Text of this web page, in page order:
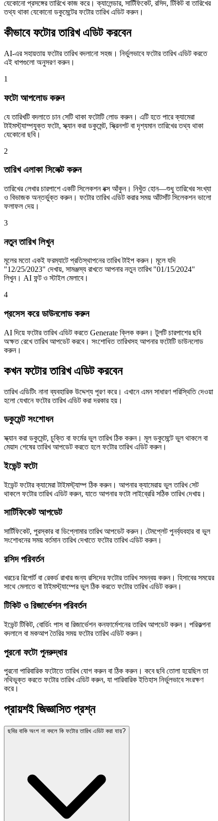
যেকোনো প্রসঙ্গের তারিখে কাজ করে। ক্যালেন্ডার, সার্টিফিকেট, রসিদ, টিকিট বা তারিখের
তথ্য থাকা যেকোনো ডকুমেন্টের ফটোর তারিখ এডিট করুন।
কীভাবে ফটোর তারিখ এডিট করবেন
AI-এর সহায়তায় ফটোর তারিখ বদলানো সহজ। নির্ভুলভাবে ফটোর তারিখ এডিট করতে
এই ধাপগুলো অনুসরণ করুন।
1
ফটো আপলোড করুন
যে তারিখটি বদলাতে চান সেটি থাকা ফটোটি লোড করুন। এটি হতে পারে ক্যামেরা
টাইমস্ট্যাম্পযুক্ত ফটো, স্ক্যান করা ডকুমেন্ট, স্ক্রিনশট বা দৃশ্যমান তারিখের তথ্য থাকা
যেকোনো ছবি।
2
তারিখ এলাকা সিলেক্ট করুন
তারিখের লেখার চারপাশে একটি সিলেকশন বক্স আঁকুন। নিখুঁত হোন—শুধু তারিখের সংখ্যা
ও বিভাজক অন্তর্ভুক্ত করুন। ফটোর তারিখ এডিট করার সময় আঁটসাঁট সিলেকশন ভালো
ফলাফল দেয়।
3
নতুন তারিখ লিখুন
মূলের মতো একই ফরম্যাটে প্রতিস্থাপনের তারিখ টাইপ করুন। মূলে যদি
"12/25/2023" দেখায়, সামঞ্জস্য রাখতে আপনার নতুন তারিখ "01/15/2024"
লিখুন। AI ফন্ট ও স্টাইল মেলাবে।
4
প্রসেস করে ডাউনলোড করুন
AI দিয়ে ফটোর তারিখ এডিট করতে Generate ক্লিক করুন। টুলটি চারপাশের ছবি
অক্ষত রেখে তারিখ আপডেট করবে। সংশোধিত তারিখসহ আপনার ফটোটি ডাউনলোড
করুন।
কখন ফটোর তারিখ এডিট করবেন
তারিখ এডিটিং নানা ব্যবহারিক উদ্দেশ্য পূরণ করে। এখানে এমন সাধারণ পরিস্থিতি দেওয়া
হলো যেখানে ফটোর তারিখ এডিট করা দরকার হয়।
ডকুমেন্ট সংশোধন
স্ক্যান করা ডকুমেন্ট, চুক্তি বা ফর্মের ভুল তারিখ ঠিক করুন। মূল ডকুমেন্টে ভুল থাকলে বা
মেয়াদ শেষের তারিখ আপডেট করতে হলে ফটোর তারিখ এডিট করুন।
ইভেন্ট ফটো
ইভেন্ট ফটোর ক্যামেরা টাইমস্ট্যাম্প ঠিক করুন। আপনার ক্যামেরায় ভুল তারিখ সেট
থাকলে ফটোর তারিখ এডিট করুন, যাতে আপনার ফটো লাইব্রেরি সঠিক তারিখ দেখায়।
সার্টিফিকেট আপডেট
সার্টিফিকেট, পুরস্কার বা ডিপ্লোমার তারিখ আপডেট করুন। টেমপ্লেট পুনর্ব্যবহার বা ভুল
সংশোধনের সময় বর্তমান তারিখ দেখাতে ফটোর তারিখ এডিট করুন।
রসিদ পরিবর্তন
খরচের রিপোর্ট বা রেকর্ড রাখার জন্য রসিদের ফটোর তারিখ সমন্বয় করুন। হিসাবের সময়ের
সাথে মেলাতে বা টাইমস্ট্যাম্পের ভুল ঠিক করতে ফটোর তারিখ এডিট করুন।
টিকিট ও রিজার্ভেশন পরিবর্তন
ইভেন্ট টিকিট, বোর্ডিং পাস বা রিজার্ভেশন কনফার্মেশনের তারিখ আপডেট করুন। পরিকল্পনা
বদলালে বা মকআপ তৈরির সময় ফটোর তারিখ এডিট করুন।
পুরনো ফটো পুনরুদ্ধার
পুরনো পারিবারিক ফটোতে তারিখ যোগ করুন বা ঠিক করুন। কবে ছবি তোলা হয়েছিল তা
নথিভুক্ত করতে ফটোর তারিখ এডিট করুন, যা পারিবারিক ইতিহাস নির্ভুলভাবে সংরক্ষণ
করে।
প্রায়শই জিজ্ঞাসিত প্রশ্ন
ছবির বাকি অংশ না বদলে কি ফটোর তারিখ এডিট করা যায়?